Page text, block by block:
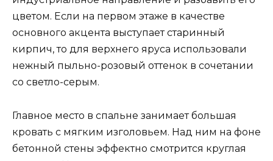
цветом. Если на первом этаже в качестве
основного акцента выступает старинный
кирпич, то для верхнего яруса использовали
нежный пыльно-розовый оттенок в сочетании
со светло-серым.
Главное место в спальне занимает большая
кровать с мягким изголовьем. Над ним на фоне
бетонной стены эффектно смотрится круглая